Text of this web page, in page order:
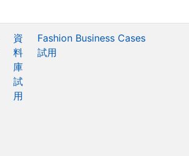
資
料
庫
試
用
Fashion Business Cases
試用